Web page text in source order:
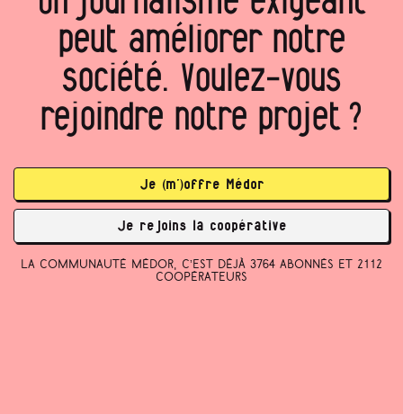
peut améliorer notre
société. Voulez‑vous
rejoindre notre projet ?
Je (m’)offre Médor
Je rejoins la coopérative
La communauté Médor, c’est déjà 3764 abonnés et 2112
coopérateurs